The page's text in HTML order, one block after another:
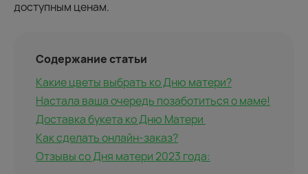
доступным ценам.
Содержание статьи
Какие цветы выбрать ко Дню матери?
Настала ваша очередь позаботиться о маме!
Доставка букета ко Дню Матери
Как сделать онлайн-заказ?
Отзывы со Дня матери 2023 года: